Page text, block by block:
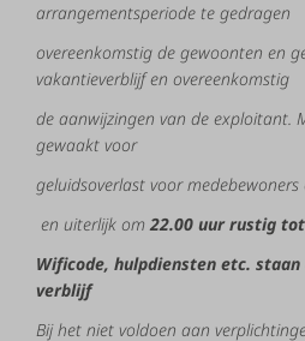
arrangementsperiode te gedragen
overeenkomstig de gewoonten en
vakantieverblijf en overeenkomstig
de aanwijzingen van de exploitant.
gewaakt voor
geluidsoverlast voor medebewoners
en uiterlijk om 22.00 uur rustig tot
Wificode, hulpdiensten etc.staan
verblijf
Bij het niet voldoen aan